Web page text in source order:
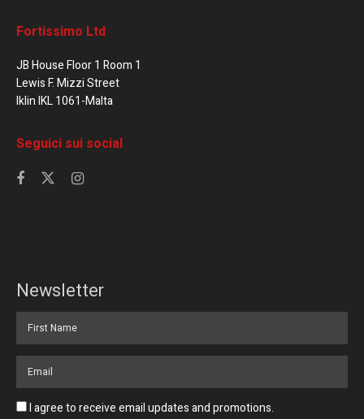
Fortissimo Ltd
JB House Floor 1 Room 1
Lewis F. Mizzi Street
Iklin IKL 1061-Malta
Seguici sui social
Newsletter
I agree to receive email updates and promotions.